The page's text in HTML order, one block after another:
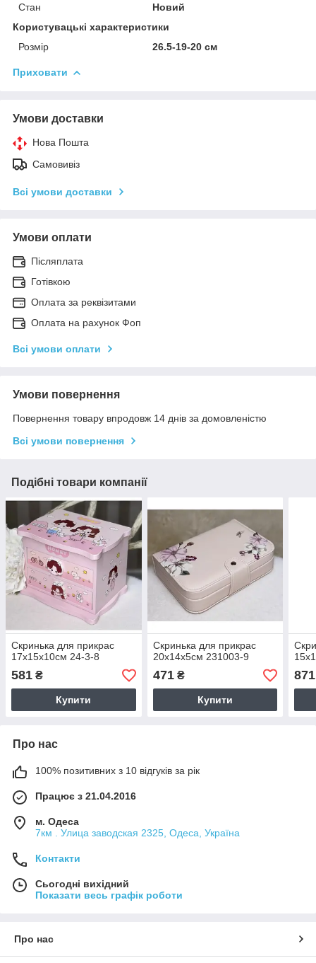
Стан
Новий
Користувацькі характеристики
Розмір
26.5-19-20 см
Приховати
Умови доставки
Нова Пошта
Самовивіз
Всі умови доставки
Умови оплати
Післяплата
Готівкою
Оплата за реквізитами
Оплата на рахунок Фоп
Всі умови оплати
Умови повернення
Повернення товару впродовж 14 днів за домовленістю
Всі умови повернення
Подібні товари компанії
Скринька для прикрас
17х15х10см 24-3-8
581 ₴
Купити
Скринька для прикрас
20х14х5см 231003-9
471₴
Купити
871
Про нас
100% позитивних з 10 відгуків за рік
Працює з 21.04.2016
м. Одеса
7км . Улица заводская 2325, Одеса, Україна
Контакти
Сьогодні вихідний
Показати весь графік роботи
Про нас